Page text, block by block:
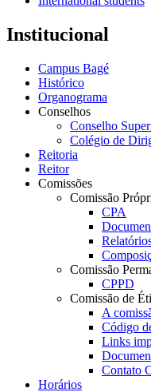
Institucional
Campus Bagé
Histórico
Organograma
Conselhos
Conselho
Colégio de
Reitoria
Reitor
Comissões
Comissão
CPA
Comissão
CPPD
Comissão de
A
Código
Links
Contato
Horários